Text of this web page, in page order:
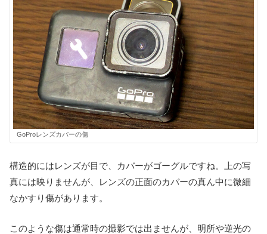
GoProレンズカバーの傷
構造的にはレンズが目で、カバーがゴーグルですね。上の写
真には映りませんが、レンズの正面のカバーの真ん中に微細
なかすり傷があります。
このような傷は通常時の撮影では出ませんが、明所や逆光の